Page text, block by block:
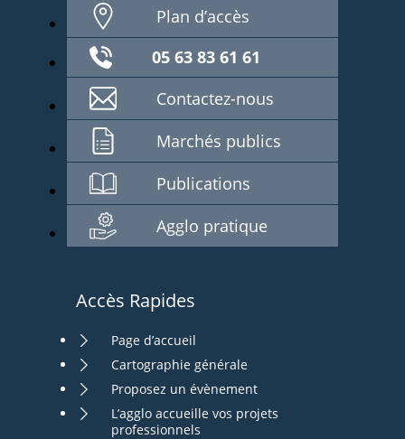
Plan d’accès
05 63 83 61 61
Contactez-nous
Marchés publics
Publications
Agglo pratique
Accès Rapides
Page d’accueil
Cartographie générale
Proposez un évènement
L’agglo accueille vos projets
professionnels